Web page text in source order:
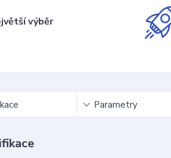
výběr
Parametry